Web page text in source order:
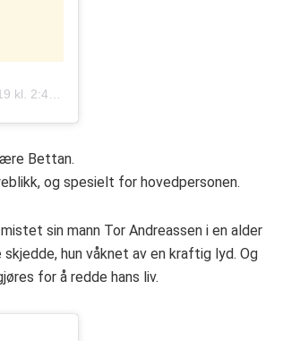
2:41 PST
Bettan.
og spesielt for hovedpersonen.
sin mann Tor Andreassen i en alder
hun våknet av en kraftig lyd. Og
for å redde hans liv.